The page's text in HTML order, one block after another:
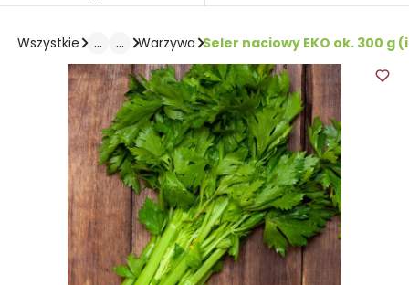
Wszystkie ... ... Warzywa Seler naciowy EKO ok. 300 g